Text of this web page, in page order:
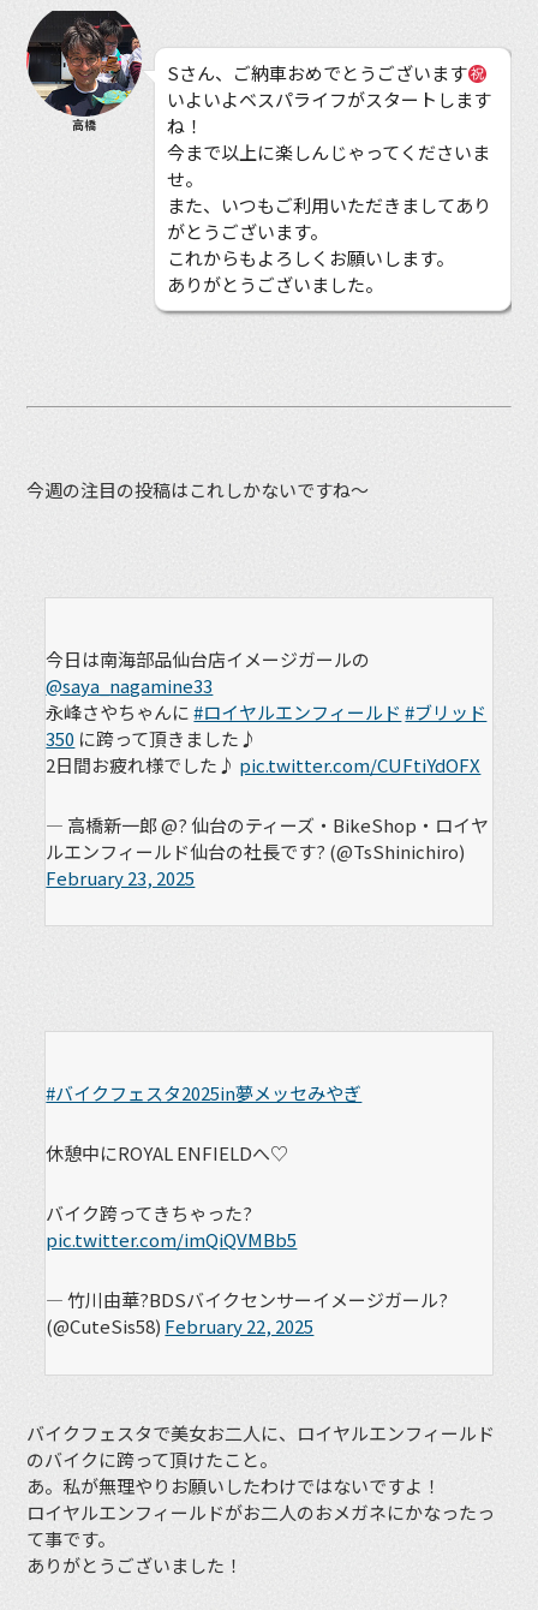
高橋
Sさん、ご納車おめでとうございます
いよいよベスパライフがスタートします
ね！
今まで以上に楽しんじゃってくださいま
せ。
また、いつもご利用いただきましてあり
がとうございます。
これからもよろしくお願いします。
ありがとうございました。
今週の注目の投稿はこれしかないですね〜
今日は南海部品仙台店イメージガールの
@saya_nagamine33
永峰さやちゃんに#ロイヤルエンフィールド #ブリッド
350 に跨って頂きました♪
2日間お疲れ様でした♪ pic.twitter.com/CUFtiYdOFX
— 高橋新一郎 @? 仙台のティーズ・BikeShop・ロイヤ
ルエンフィールド仙台の社長です? (@TsShinichiro)
February 23, 2025
#バイクフェスタ2025in夢メッセみやぎ
休憩中にROYAL ENFIELDへ♡
バイク跨ってきちゃった?️
pic.twitter.com/imQiQVMBb5
— 竹川由華?BDSバイクセンサーイメージガール?
(@CuteSis58) February 22, 2025
バイクフェスタで美女お二人に、ロイヤルエンフィールド
のバイクに跨って頂けたこと。
あ。私が無理やりお願いしたわけではないですよ！
ロイヤルエンフィールドがお二人のおメガネにかなったっ
て事です。
ありがとうございました！